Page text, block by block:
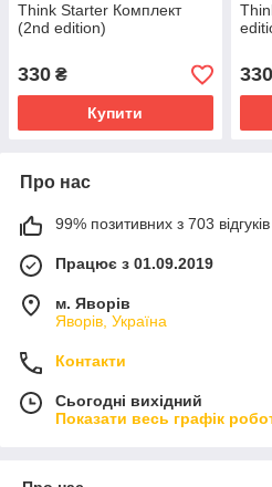
Think Starter Комплект
(2nd edition)
330 ₴
Купити
330
Про нас
99% позитивних з 703 відгуків
Працює з 01.09.2019
м. Яворів
Яворів, Україна
Контакти
Сьогодні вихідний
Показати весь графік